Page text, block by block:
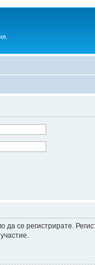
да се регистрирате.